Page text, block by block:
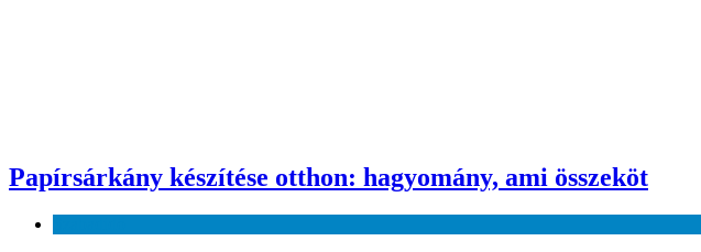
Papírsárkány készítése otthon: hagyomány, ami összeköt